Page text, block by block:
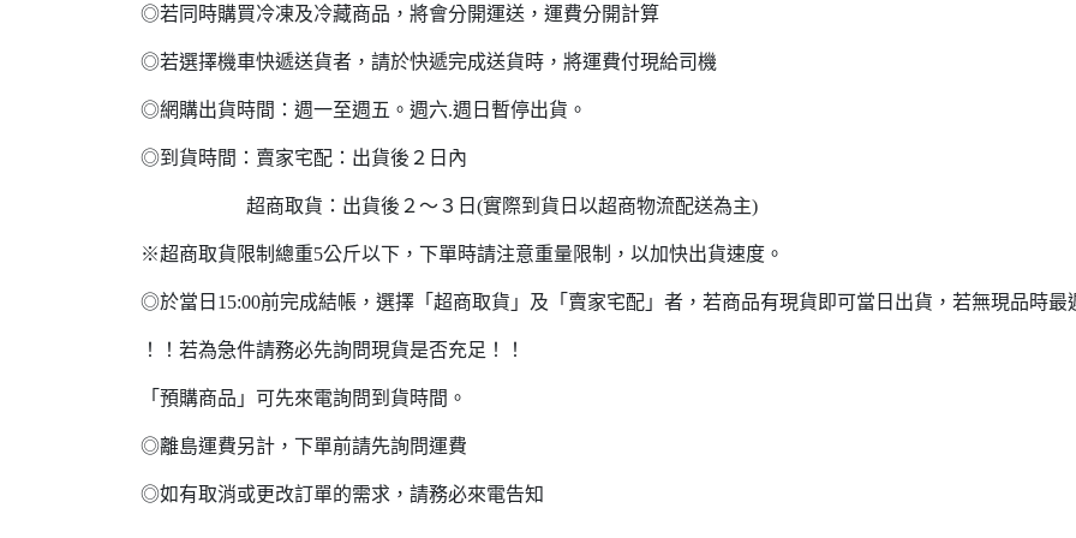
◎若同時購買冷凍及冷藏商品，將會分開運送，運費分開計算
◎若選擇機車快遞送貨者，請於快遞完成送貨時，將運費付現給司機
◎網購出貨時間：週一至週五。週六.週日暫停出貨。
◎到貨時間：賣家宅配：出貨後２日內
超商取貨：出貨後２～３日(實際到貨日以超商物流配送為主)
※超商取貨限制總重5公斤以下，下單時請注意重量限制，以加快出貨速度。
◎於當日15:00前完成結帳，選擇「超商取貨」及「賣家宅配」者，若商品有現貨即可當日出貨，若無現品時最
！！若為急件請務必先詢問現貨是否充足！！
「預購商品」可先來電詢問到貨時間。
◎離島運費另計，下單前請先詢問運費
◎如有取消或更改訂單的需求，請務必來電告知